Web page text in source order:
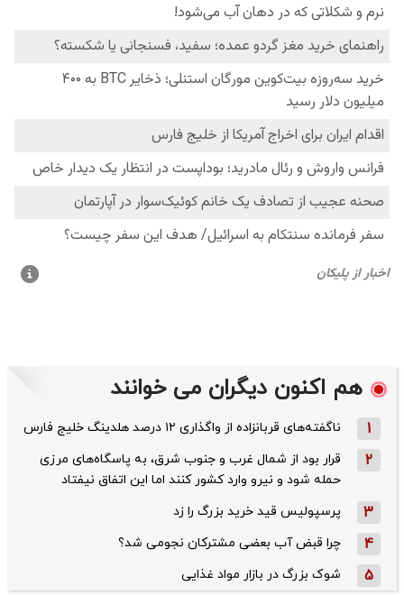
هم اکنون دیگران می خوانند
1 ناگفته‌های قربانزاده از واگذاری ۱۲ درصد هلدینگ خلیج فارس
2
قرار بود از شمال ‌غرب و جنوب‌ شرق، به پاسگاه‌های مرزی
حمله شود و نیرو وارد کشور کنند اما این اتفاق نیفتاد
3 پرسپولیس قید خرید بزرگ را زد
4 چرا قبض آب بعضی مشترکان نجومی شد؟
5 شوک بزرگ در بازار مواد غذایی